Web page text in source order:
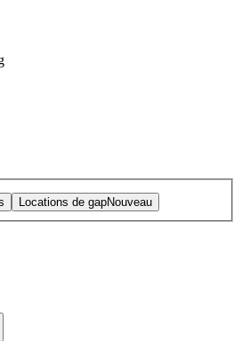
Locations de gapNouveau